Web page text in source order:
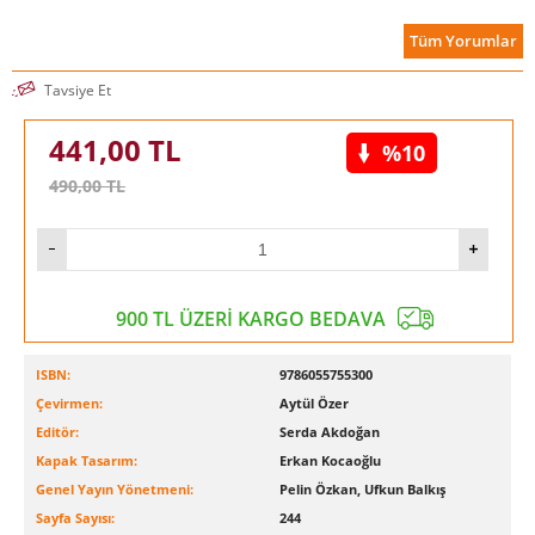
Tüm Yorumlar
Tavsiye Et
441,00 TL
490,00TL
%10
900 TL ÜZERİ KARGO BEDAVA
ISBN:
9786055755300
Çevirmen:
Aytül Özer
Editör:
Serda Akdoğan
Kapak Tasarım:
Erkan Kocaoğlu
Genel Yayın Yönetmeni:
Pelin Özkan, Ufkun Balkış
Sayfa Sayısı:
244